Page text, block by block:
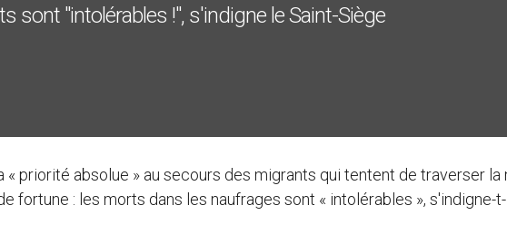
sont "intolérables !", s'indigne le Saint-Siège
« priorité absolue » au secours des migrants qui tentent de traverser la
fortune : les morts dans les naufrages sont « intolérables », s'indigne-t-